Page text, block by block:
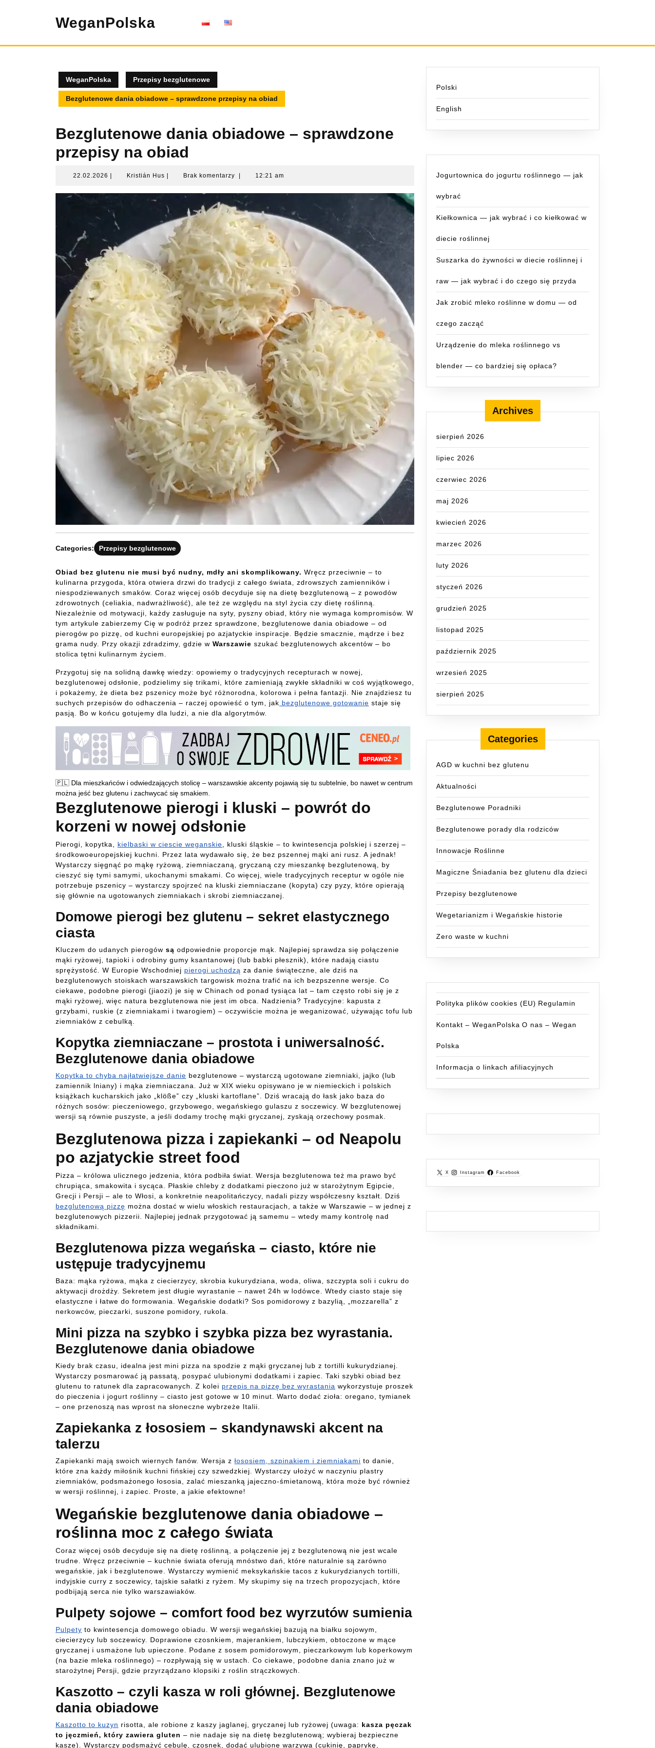
WeganPolska
WeganPolska Przepisy bezglutenowe
Bezglutenowe dania obiadowe – sprawdzone przepisy na obiad
Bezglutenowe dania obiadowe – sprawdzone
przepisy na obiad
22.02.2026 22.02.2026Kristián Hus KristiánBrak komentarzy 12:21 am
Categories: Przepisy bezglutenowe
Obiad bez glutenu nie musi być nudny, mdły ani skomplikowany. Wręcz przeciwnie – to
kulinarna przygoda, która otwiera drzwi do tradycji z całego świata, zdrowszych zamienników i
niespodziewanych smaków. Coraz więcej osób decyduje się na dietę bezglutenową – z powodów
zdrowotnych (celiakia, nadwrażliwość), ale też ze względu na styl życia czy dietę roślinną.
Niezależnie od motywacji, każdy zasługuje na syty, pyszny obiad, który nie wymaga kompromisów. W
tym artykule zabierzemy Cię w podróż przez sprawdzone, bezglutenowe dania obiadowe – od
pierogów po pizzę, od kuchni europejskiej po azjatyckie inspiracje. Będzie smacznie, mądrze i bez
grama nudy. Przy okazji zdradzimy, gdzie w Warszawie szukać bezglutenowych akcentów – bo
stolica tętni kulinarnym życiem.
Przygotuj się na solidną dawkę wiedzy: opowiemy o tradycyjnych recepturach w nowej,
bezglutenowej odsłonie, podzielimy się trikami, które zamieniają zwykłe składniki w coś wyjątkowego,
i pokażemy, że dieta bez pszenicy może być różnorodna, kolorowa i pełna fantazji. Nie znajdziesz tu
suchych przepisów do odhaczenia – raczej opowieść o tym, jak bezglutenowe gotowanie staje się
pasją. Bo w końcu gotujemy dla ludzi, a nie dla algorytmów.
🇵🇱 Dla mieszkańców i odwiedzających stolicę – warszawskie akcenty pojawią się tu subtelnie, bo nawet w centrum
można jeść bez glutenu i zachwycać się smakiem.
Bezglutenowe pierogi i kluski – powrót do
korzeni w nowej odsłonie
Pierogi, kopytka, kielbaski w ciescie weganskie , kluski śląskie – to kwintesencja polskiej i szerzej –
środkowoeuropejskiej kuchni. Przez lata wydawało się, że bez pszennej mąki ani rusz. A jednak!
Wystarczy sięgnąć po mąkę ryżową, ziemniaczaną, gryczaną czy mieszankę bezglutenową, by
cieszyć się tymi samymi, ukochanymi smakami. Co więcej, wiele tradycyjnych receptur w ogóle nie
potrzebuje pszenicy – wystarczy spojrzeć na kluski ziemniaczane (kopyta) czy pyzy, które opierają
się głównie na ugotowanych ziemniakach i skrobi ziemniaczanej.
Domowe pierogi bez glutenu – sekret elastycznego
ciasta
Kluczem do udanych pierogów są odpowiednie proporcje mąk. Najlepiej sprawdza się połączenie
mąki ryżowej, tapioki i odrobiny gumy ksantanowej (lub babki płesznik), które nadają ciastu
sprężystość. W Europie Wschodniej pierogi uchodzą za danie świąteczne, ale dziś na
bezglutenowych stoiskach warszawskich targowisk można trafić na ich bezpszenne wersje. Co
ciekawe, podobne pierogi (jiaozi) je się w Chinach od ponad tysiąca lat – tam często robi się je z
mąki ryżowej, więc natura bezglutenowa nie jest im obca. Nadzienia? Tradycyjne: kapusta z
grzybami, ruskie (z ziemniakami i twarogiem) – oczywiście można je weganizować, używając tofu lub
ziemniaków z cebulką.
Kopytka ziemniaczane – prostota i uniwersalność.
Bezglutenowe dania obiadowe
Kopytka to chyba najłatwiejsze danie bezglutenowe – wystarczą ugotowane ziemniaki, jajko (lub
zamiennik lniany) i mąka ziemniaczana. Już w XIX wieku opisywano je w niemieckich i polskich
książkach kucharskich jako „klöße” czy „kluski kartoflane”. Dziś wracają do łask jako baza do
różnych sosów: pieczeniowego, grzybowego, wegańskiego gulaszu z soczewicy. W bezglutenowej
wersji są równie puszyste, a jeśli dodamy trochę mąki gryczanej, zyskają orzechowy posmak.
Bezglutenowa pizza i zapiekanki – od Neapolu
po azjatyckie street food
Pizza – królowa ulicznego jedzenia, która podbiła świat. Wersja bezglutenowa też ma prawo być
chrupiąca, smakowita i sycąca. Płaskie chleby z dodatkami pieczono już w starożytnym Egipcie,
Grecji i Persji – ale to Włosi, a konkretnie neapolitańczycy, nadali pizzy współczesny kształt. Dziś
bezglutenową pizzę można dostać w wielu włoskich restauracjach, a także w Warszawie – w jednej z
bezglutenowych pizzerii. Najlepiej jednak przygotować ją samemu – wtedy mamy kontrolę nad
składnikami.
Bezglutenowa pizza wegańska – ciasto, które nie
ustępuje tradycyjnemu
Baza: mąka ryżowa, mąka z ciecierzycy, skrobia kukurydziana, woda, oliwa, szczypta soli i cukru do
aktywacji drożdży. Sekretem jest długie wyrastanie – nawet 24h w lodówce. Wtedy ciasto staje się
elastyczne i łatwe do formowania. Wegańskie dodatki? Sos pomidorowy z bazylią, „mozzarella” z
nerkowców, pieczarki, suszone pomidory, rukola.
Mini pizza na szybko i szybka pizza bez wyrastania.
Bezglutenowe dania obiadowe
Kiedy brak czasu, idealna jest mini pizza na spodzie z mąki gryczanej lub z tortilli kukurydzianej.
Wystarczy posmarować ją passatą, posypać ulubionymi dodatkami i zapiec. Taki szybki obiad bez
glutenu to ratunek dla zapracowanych. Z kolei przepis na pizzę bez wyrastania wykorzystuje proszek
do pieczenia i jogurt roślinny – ciasto jest gotowe w 10 minut. Warto dodać zioła: oregano, tymianek
– one przenoszą nas wprost na słoneczne wybrzeże Italii.
Zapiekanka z łososiem – skandynawski akcent na
talerzu
Zapiekanki mają swoich wiernych fanów. Wersja z łososiem, szpinakiem i ziemniakami to danie,
które zna każdy miłośnik kuchni fińskiej czy szwedzkiej. Wystarczy ułożyć w naczyniu plastry
ziemniaków, podsmażonego łososia, zalać mieszanką jajeczno-śmietanową, która może być również
w wersji roślinnej, i zapiec. Proste, a jakie efektowne!
Wegańskie bezglutenowe dania obiadowe –
roślinna moc z całego świata
Coraz więcej osób decyduje się na dietę roślinną, a połączenie jej z bezglutenową nie jest wcale
trudne. Wręcz przeciwnie – kuchnie świata oferują mnóstwo dań, które naturalnie są zarówno
wegańskie, jak i bezglutenowe. Wystarczy wymienić meksykańskie tacos z kukurydzianych tortilli,
indyjskie curry z soczewicy, tajskie sałatki z ryżem. My skupimy się na trzech propozycjach, które
podbijają serca nie tylko warszawiaków.
Pulpety sojowe – comfort food bez wyrzutów sumienia
Pulpety to kwintesencja domowego obiadu. W wersji wegańskiej bazują na białku sojowym,
ciecierzycy lub soczewicy. Doprawione czosnkiem, majerankiem, lubczykiem, obtoczone w mące
gryczanej i usmażone lub upieczone. Podane z sosem pomidorowym, pieczarkowym lub koperkowym
(na bazie mleka roślinnego) – rozpływają się w ustach. Co ciekawe, podobne dania znano już w
starożytnej Persji, gdzie przyrządzano klopsiki z roślin strączkowych.
Kaszotto – czyli kasza w roli głównej. Bezglutenowe
dania obiadowe
Kaszotto to kuzyn risotta, ale robione z kaszy jaglanej, gryczanej lub ryżowej (uwaga: kasza pęczak
to jęczmień, który zawiera gluten – nie nadaje się na dietę bezglutenową; wybieraj bezpieczne
kasze). Wystarczy podsmażyć cebulę, czosnek, dodać ulubione warzywa (cukinię, paprykę,
Polski
English
Jogurtownica do jogurtu roślinnego — jak
wybrać
Kiełkownica — jak wybrać i co kiełkować w
diecie roślinnej
Suszarka do żywności w diecie roślinnej i
raw — jak wybrać i do czego się przyda
Jak zrobić mleko roślinne w domu — od
czego zacząć
Urządzenie do mleka roślinnego vs
blender — co bardziej się opłaca?
Archives
sierpień 2026
lipiec 2026
czerwiec 2026
maj 2026
kwiecień 2026
marzec 2026
luty 2026
styczeń 2026
grudzień 2025
listopad 2025
październik 2025
wrzesień 2025
sierpień 2025
Categories
AGD w kuchni bez glutenu
Aktualności
Bezglutenowe Poradniki
Bezglutenowe porady dla rodziców
Innowacje Roślinne
Magiczne Śniadania bez glutenu dla dzieci
Przepisy bezglutenowe
Wegetarianizm i Wegańskie historie
Zero waste w kuchni
Polityka plików cookies (EU) Regulamin
Kontakt – WeganPolska O nas – Wegan
Polska
Informacja o linkach afiliacyjnych
X Instagram Facebook